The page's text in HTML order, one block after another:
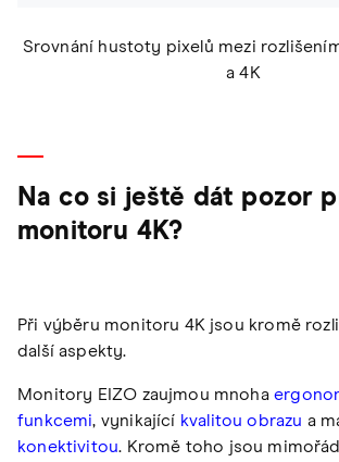
Srovnání hustoty pixelů mezi
a 4K
Na co si ještě dát pozor
monitoru 4K?
Při výběru monitoru 4K jsou kromě
další aspekty.
Monitory EIZO zaujmou mnoha
funkcemi, vynikající kvalitou obrazu a
konektivitou. Kromě toho jsou